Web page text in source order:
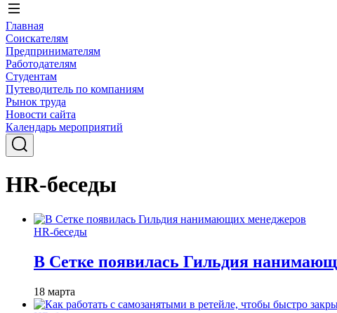
Главная
Соискателям
Предпринимателям
Работодателям
Студентам
Путеводитель по компаниям
Рынок труда
Новости сайта
Календарь мероприятий
HR-беседы
HR-беседы
В Сетке появилась Гильдия
18 марта